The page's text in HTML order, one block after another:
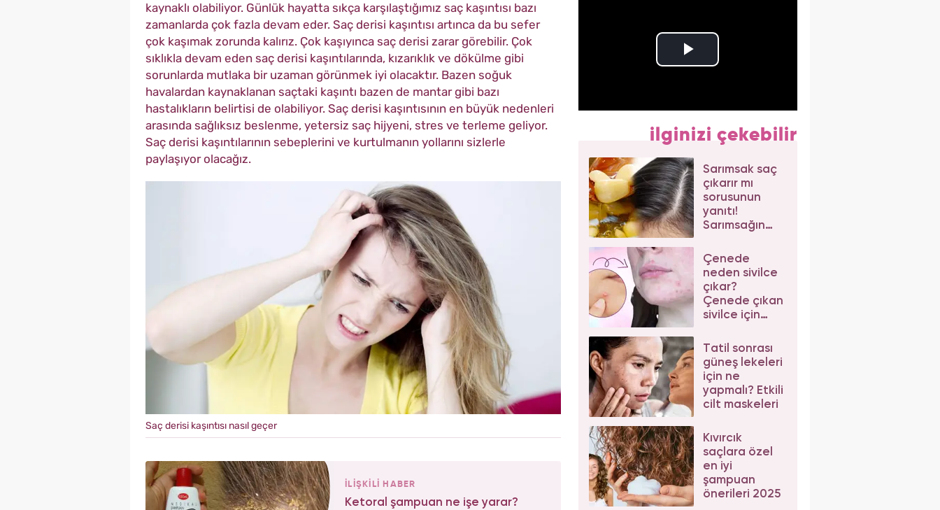
kaynaklı olabiliyor. Günlük hayatta sıkça karşılaştığımız saç kaşıntısı bazı
zamanlarda çok fazla devam eder. Saç derisi kaşıntısı artınca da bu sefer
çok kaşımak zorunda kalırız. Çok kaşıyınca saç derisi zarar görebilir. Çok
sıklıkla devam eden saç derisi kaşıntılarında, kızarıklık ve dökülme gibi
sorunlarda mutlaka bir uzaman görünmek iyi olacaktır. Bazen soğuk
havalardan kaynaklanan saçtaki kaşıntı bazen de mantar gibi bazı
hastalıkların belirtisi de olabiliyor. Saç derisi kaşıntısının en büyük nedenleri
arasında sağlıksız beslenme, yetersiz saç hijyeni, stres ve terleme geliyor.
Saç derisi kaşıntılarının sebeplerini ve kurtulmanın yollarını sizlerle
paylaşıyor olacağız.
Saç derisi kaşıntısı nasıl geçer
İLİŞKİLİ HABER
Ketoral şampuan ne işe yarar?
ilginizi çekebilir
Sarımsak saç
çıkarır mı
sorusunun
yanıtı!
Sarımsağın
nelerdir?
Çenede
neden sivilce
çıkar?
Çenede çıkan
sivilce için
Tatil sonrası
güneş lekeleri
için ne
yapmalı? Etkili
cilt maskeleri
Kıvırcık
saçlara özel
en iyi
şampuan
önerileri 2025